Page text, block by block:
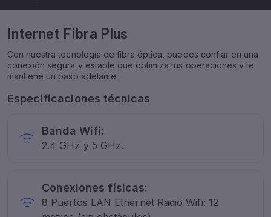
Internet Fibra Plus
Con nuestra tecnología de fibra óptica, puedes confiar en una
conexión segura y estable que optimiza tus operaciones y te
mantiene un paso adelante.
Especificaciones técnicas